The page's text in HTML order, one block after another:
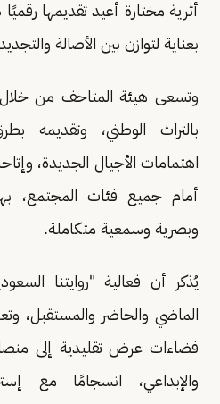
أثرية مختارة أعيد تقديمها
بعناية لتوازن بين الأصالة
وتسعى هيئة المتاحف من خلال
بالتراث الوطني، وتقديمه
اهتمامات الأجيال الجديدة،
أمام جميع فئات المجتمع،
وبصرية وسمعية متكاملة.
يُذكر أن فعالية "روايتنا
الماضي والحاضر والمستقبل،
فضاءات عرض تقليدية إلى
والإبداعي، انسجامًا مع